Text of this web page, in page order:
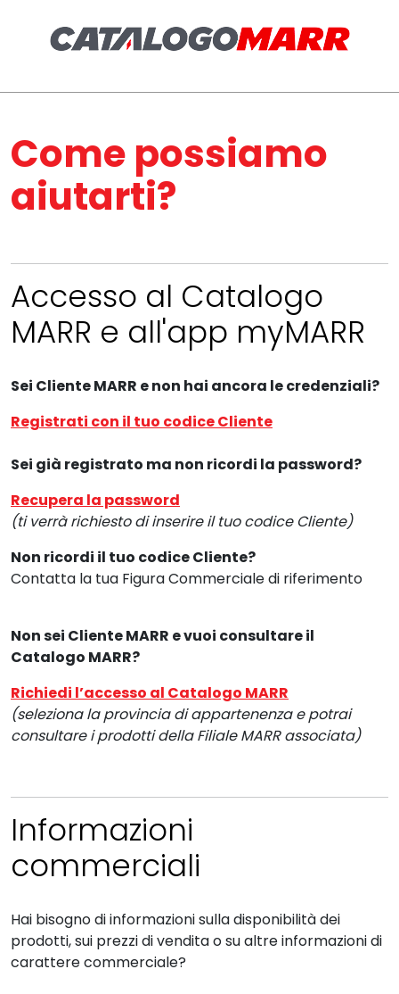
Come possiamo
aiutarti?
Accesso al Catalogo
MARR e all'app myMARR
Sei Cliente MARR e non hai ancora le credenziali?
Registrati con il tuo codice Cliente
Sei già registrato ma non ricordi la password?
Recupera la password
(ti verrà richiesto di inserire il tuo codice Cliente)
Non ricordi il tuo codice Cliente?
Contatta la tua Figura Commerciale di riferimento
Non sei Cliente MARR e vuoi consultare il
Catalogo MARR?
Richiedi l’accesso al Catalogo MARR
(seleziona la provincia di appartenenza e potrai
consultare i prodotti della Filiale MARR associata)
Informazioni
commerciali
Hai bisogno di informazioni sulla disponibilità dei
prodotti, sui prezzi di vendita o su altre informazioni di
carattere commerciale?